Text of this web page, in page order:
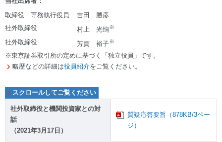
取締役 専務執行役員
吉田 勝彦
社外取締役
村上 光鵄※
社外取締役 芳賀 裕子※
※東京証券取引所の定めに基づく「独立役員」です。
略歴などの詳細は役員紹介をご覧ください。
社外取締役と機関投資家との対
話
（2021年3月17日）
質疑応答要旨（878KB/3ペー
ジ）